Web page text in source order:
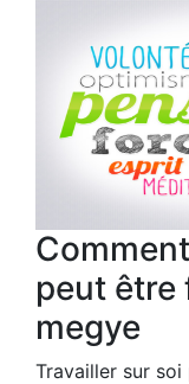
peut être
megye
Travailler sur